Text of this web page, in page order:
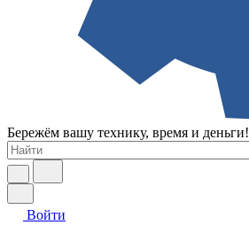
Бережём вашу технику, время и деньги!
Войти